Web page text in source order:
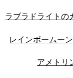
ラブラドライトの
レインボームー
アメトリ